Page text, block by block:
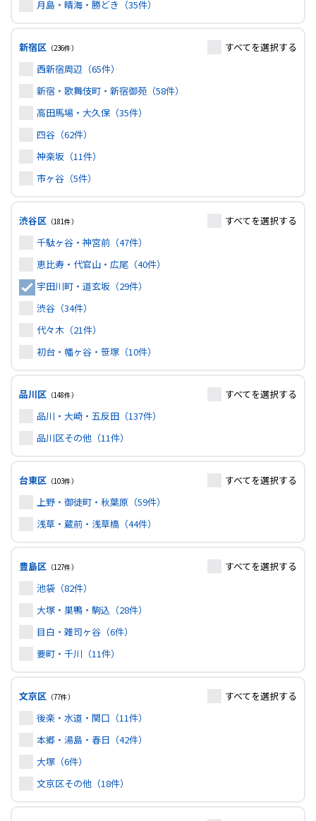
月島・晴海・勝どき（35件）
新宿区 （236件） すべてを選択する
西新宿周辺（65件）
新宿・歌舞伎町・新宿御苑（58件）
高田馬場・大久保（35件）
四谷（62件）
神楽坂（11件）
市ヶ谷（5件）
渋谷区 （181件） すべてを選択する
千駄ヶ谷・神宮前（47件）
恵比寿・代官山・広尾（40件）
宇田川町・道玄坂（29件）
渋谷（34件）
代々木（21件）
初台・幡ヶ谷・笹塚（10件）
品川区 （148件） すべてを選択する
品川・大崎・五反田（137件）
品川区その他（11件）
台東区 （103件） すべてを選択する
上野・御徒町・秋葉原（59件）
浅草・蔵前・浅草橋（44件）
豊島区 （127件） すべてを選択する
池袋（82件）
大塚・巣鴨・駒込（28件）
目白・雑司ヶ谷（6件）
要町・千川（11件）
文京区 （77件） すべてを選択する
後楽・水道・関口（11件）
本郷・湯島・春日（42件）
大塚（6件）
文京区その他（18件）